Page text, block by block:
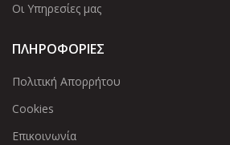
Οι Υπηρεσίες μας
ΠΛΗΡΟΦΟΡΙΕΣ
Πολιτική Απορρήτου
Cookies
Επικοινωνία